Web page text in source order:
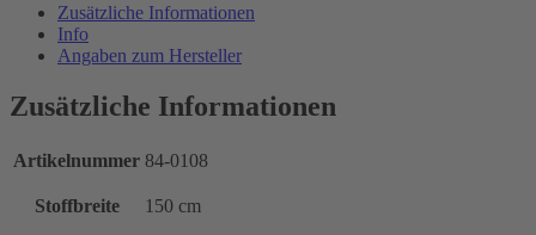
Zusätzliche Informationen
Info
Angaben zum Hersteller
Zusätzliche Informationen
Artikelnummer 84-0108
Stoffbreite 150 cm